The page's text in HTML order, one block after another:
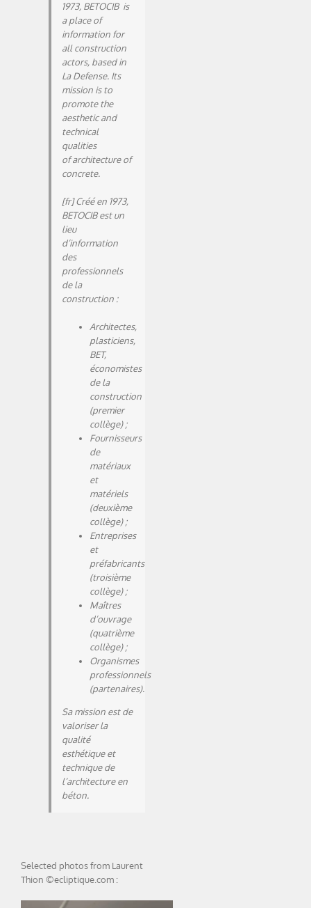
1973, BETOCIB is
a place of
information for
all construction
actors, based in
La Defense. Its
mission is to
promote the
aesthetic and
technical
qualities
of architecture of
concrete.
[fr] Créé en 1973,
BETOCIB est un
lieu
d’information
des
professionnels
de la
construction :
Architectes,
plasticiens,
BET,
économistes
de la
construction
(premier
collège) ;
Fournisseurs
de
matériaux
et
matériels
(deuxième
collège) ;
Entreprises
et
préfabricants
(troisième
collège) ;
Maîtres
d’ouvrage
(quatrième
collège) ;
Organismes
professionnels
(partenaires).
Sa mission est de
valoriser la
qualité
esthétique et
technique de
l’architecture en
béton.
Selected photos from Laurent
Thion ©ecliptique.com :